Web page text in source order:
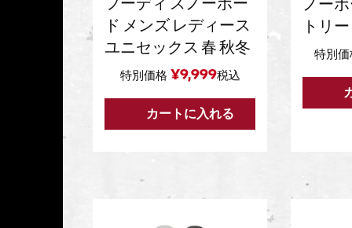
ド メンズ レディース
ユニセックス 春 秋冬
特別価格 ¥9,999税込
カートに入れる
ノー
トリ
特別価